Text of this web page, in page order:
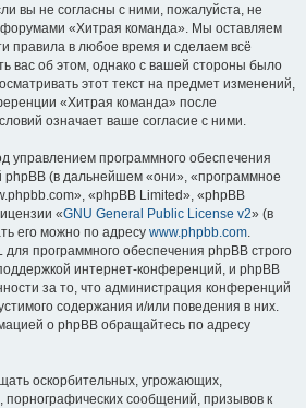
вы не согласны с ними, пожалуйста, не
форумами «Хитрая команда». Мы оставляем
правила в любое время и сделаем всё
вас об этом, однако с вашей стороны было
этот текст на предмет изменений,
«Хитрая команда» после
означает ваше согласие с ними.
программного обеспечения
(в дальнейшем «они», «программное
«phpBB Limited», «phpBB
«GNU General Public License v2» (в
его можно по адресу www.phpbb.com.
программного обеспечения phpBB строго
интернет-конференций, и phpBB
за то, что администрация конференций
содержания и/или поведения в них.
о phpBB обращайтесь по адресу
оскорбительных, угрожающих,
порнографических сообщений, призывов к